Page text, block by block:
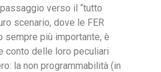
verso il “tutto
scenario, dove le FER
sempre più importante, è
conto delle loro peculiari
la non programmabilità (in